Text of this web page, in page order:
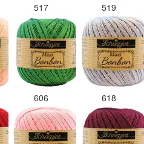
517 519
606 618